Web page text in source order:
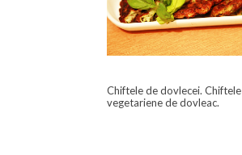
Chiftele de dovlecei. Chiftele
vegetariene de dovleac.